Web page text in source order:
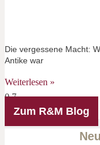
Die vergessene Macht:
Antike war
Weiterlesen »
Zum R&M Blog